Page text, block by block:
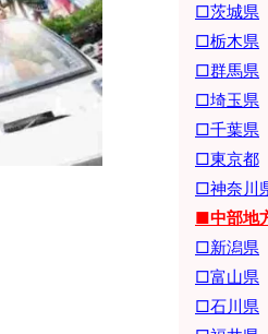
□茨城県
□栃木県
□群馬県
□埼玉県
□千葉県
□東京都
□神奈川
■中部地
□新潟県
□富山県
□石川県